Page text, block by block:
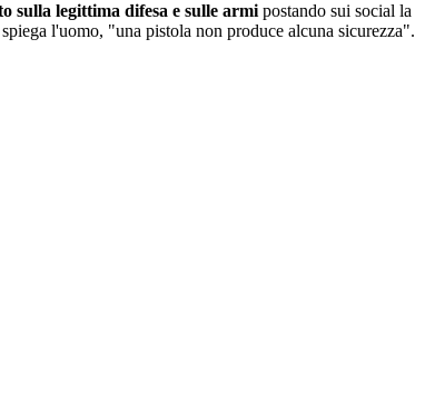
sulla legittima difesa e sulle armi postando sui social la
l'uomo, "una pistola non produce alcuna sicurezza".